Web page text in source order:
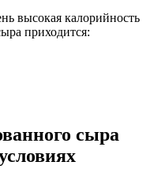
высокая калорийность
приходится:
сыра